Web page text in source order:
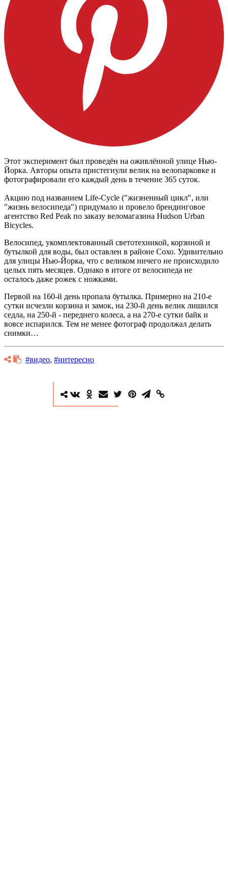
Этот эксперимент был проведён на оживлённой улице Нью-
Йорка. Авторы опыта пристегнули велик на велопарковке и
фотографировали его каждый день в течение 365 суток.
Акцию под названием Life-Cycle ("жизненный цикл", или
"жизнь велосипеда") придумало и провело брендинговое
агентство Red Peak по заказу веломагазина Hudson Urban
Bicycles.
Велосипед, укомплектованный светотехникой, корзиной и
бутылкой для воды, был оставлен в районе Сохо. Удивительно
для улицы Нью-Йорка, что с великом ничего не происходило
целых пять месяцев. Однако в итоге от велосипеда не
осталось даже рожек с ножками.
Первой на 160-й день пропала бутылка. Примерно на 210-е
сутки исчезли корзина и замок, на 230-й день велик лишился
седла, на 250-й - переднего колеса, а на 270-е сутки байк и
вовсе испарился. Тем не менее фотограф продолжал делать
снимки…
#видео, #интересно